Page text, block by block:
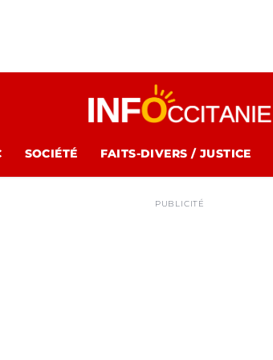
SOCIÉTÉ FAITS-DIVERS / JUSTICE
PUBLICITÉ